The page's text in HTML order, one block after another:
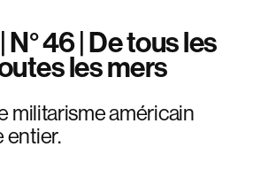
N° 46 | De tous les
les mers
militarisme américain
entier.